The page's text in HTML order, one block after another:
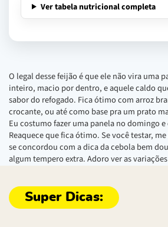
Ver tabela nutricional completa
O legal desse feijão é que ele não vira uma
inteiro, macio por dentro, e aquele caldo
sabor do refogado. Fica ótimo com arroz
crocante, ou até como base pra um prato
Eu costumo fazer uma panela no domingo e
Reaquece que fica ótimo. Se você testar,
se concordou com a dica da cebola bem
algum tempero extra. Adoro ver as